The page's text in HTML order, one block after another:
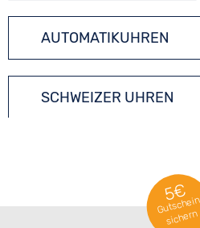
AUTOMATIKUHREN
SCHWEIZER UHREN
5€
Gutschein
sichern